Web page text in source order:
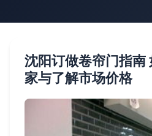
沈阳订做卷帘门指南
家与了解市场价格